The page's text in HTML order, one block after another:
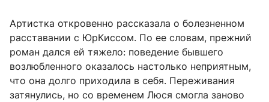
Артистка откровенно рассказала о болезненном
расставании с ЮрКиссом. По ее словам, прежний
роман дался ей тяжело: поведение бывшего
возлюбленного оказалось настолько неприятным,
что она долго приходила в себя. Переживания
затянулись, но со временем Люся смогла заново